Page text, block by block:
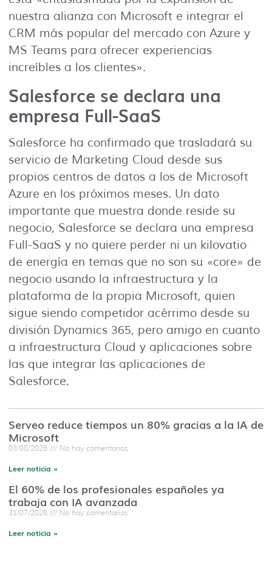
nuestra alianza con Microsoft e integrar el
CRM más popular del mercado con Azure y
MS Teams para ofrecer experiencias
increíbles a los clientes».
Salesforce se declara una
empresa Full-SaaS
Salesforce ha confirmado que trasladará su
servicio de Marketing Cloud desde sus
propios centros de datos a los de Microsoft
Azure en los próximos meses. Un dato
importante que muestra donde reside su
negocio, Salesforce se declara una empresa
Full-SaaS y no quiere perder ni un kilovatio
de energía en temas que no son su «core» de
negocio usando la infraestructura y la
plataforma de la propia Microsoft, quien
sigue siendo competidor acérrimo desde su
división Dynamics 365, pero amigo en cuanto
a infraestructura Cloud y aplicaciones sobre
las que integrar las aplicaciones de
Salesforce.
Serveo reduce tiempos un 80% gracias a la IA de
Microsoft
03/08/2026 No hay comentarios
Leer noticia »
El 60% de los profesionales españoles ya
trabaja con IA avanzada
31/07/2026 No hay comentarios
Leer noticia »